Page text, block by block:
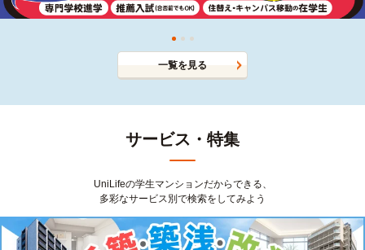
一覧を見る
サービス・特集
UniLifeの学生マンションだからできる、
多彩なサービス別で検索をしてみよう